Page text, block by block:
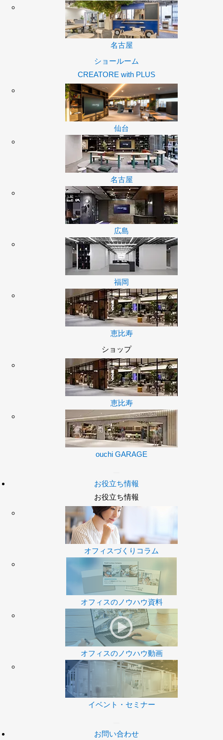
名古屋
ショールーム
CREATORE with PLUS
仙台
名古屋
広島
福岡
恵比寿
ショップ
恵比寿
ouchi GARAGE
お役立ち情報
お役立ち情報
オフィスづくりコラム
オフィスのノウハウ資料
オフィスのノウハウ動画
イベント・セミナー
お問い合わせ